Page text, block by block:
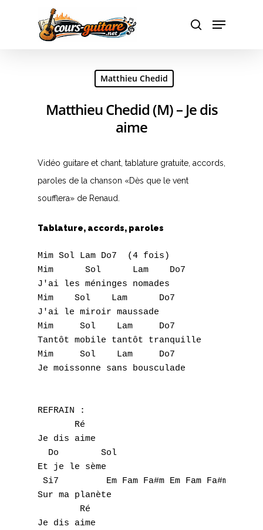
Hit enter to search or ESC to close
Matthieu Chedid
Matthieu Chedid (M) – Je dis
aime
Vidéo guitare et chant, tablature gratuite, accords,
paroles de la chanson «Dès que le vent
soufflera» de Renaud.
Tablature, accords, paroles
Mim Sol Lam Do7  (4 fois)
Mim      Sol      Lam    Do7
J'ai les méninges nomades
Mim    Sol    Lam      Do7
J'ai le miroir maussade
Mim     Sol    Lam     Do7
Tantôt mobile tantôt tranquille
Mim     Sol    Lam     Do7
Je moissonne sans bousculade
REFRAIN :
       Ré
Je dis aime
  Do        Sol
Et je le sème
Si7         Em Fam Fa#m Em Fam Fa#m
Sur ma planète
        Ré
Je dis aime